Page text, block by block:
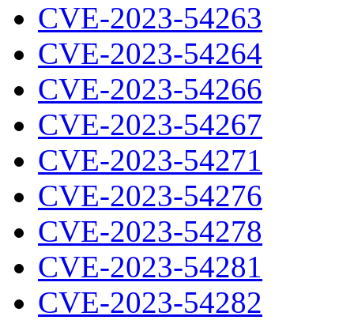
CVE-2023-54263
CVE-2023-54264
CVE-2023-54266
CVE-2023-54267
CVE-2023-54271
CVE-2023-54276
CVE-2023-54278
CVE-2023-54281
CVE-2023-54282